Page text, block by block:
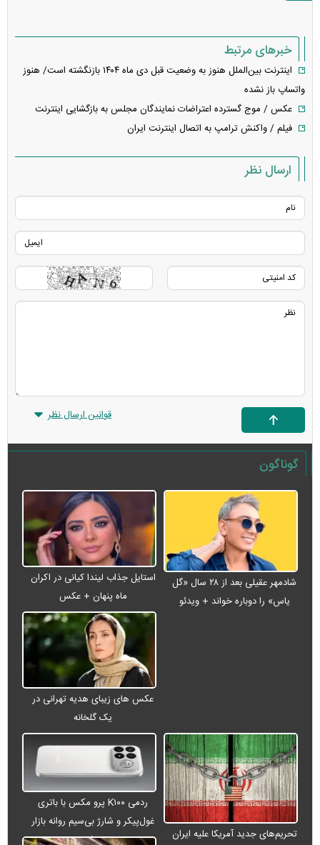
خبرهای مرتبط
اینترنت بین‌الملل هنوز به وضعیت قبل دی ماه ۱۴۰۴ بازنگشته است/ هنوز
واتساپ باز نشده
عکس / موج گسترده اعتراضات نمایندگان مجلس به بازگشایی اینترنت
فیلم / واکنش ترامپ به اتصال اینترنت ایران
ارسال نظر
قوانین ارسال نظر
گوناگون
شادمهر عقیلی بعد از ۲۸ سال «گل
یاس» را دوباره خواند + ویدئو
استایل جذاب لیندا کیانی در اکران
ماه پنهان + عکس
عکس های زیبای هدیه تهرانی در
یک گلخانه
تحریم‌های جدید آمریکا علیه ایران
ردمی K۱۰۰ پرو مکس با باتری
غول‌پیکر و شارژ بی‌سیم روانه بازار
می‌شود